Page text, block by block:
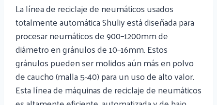
La línea de reciclaje de neumáticos usados
totalmente automática Shuliy está diseñada para
procesar neumáticos de 900–1200mm de
diámetro en gránulos de 10–16mm. Estos
gránulos pueden ser molidos aún más en polvo
de caucho (malla 5-40) para un uso de alto valor.
Esta línea de máquinas de reciclaje de neumáticos